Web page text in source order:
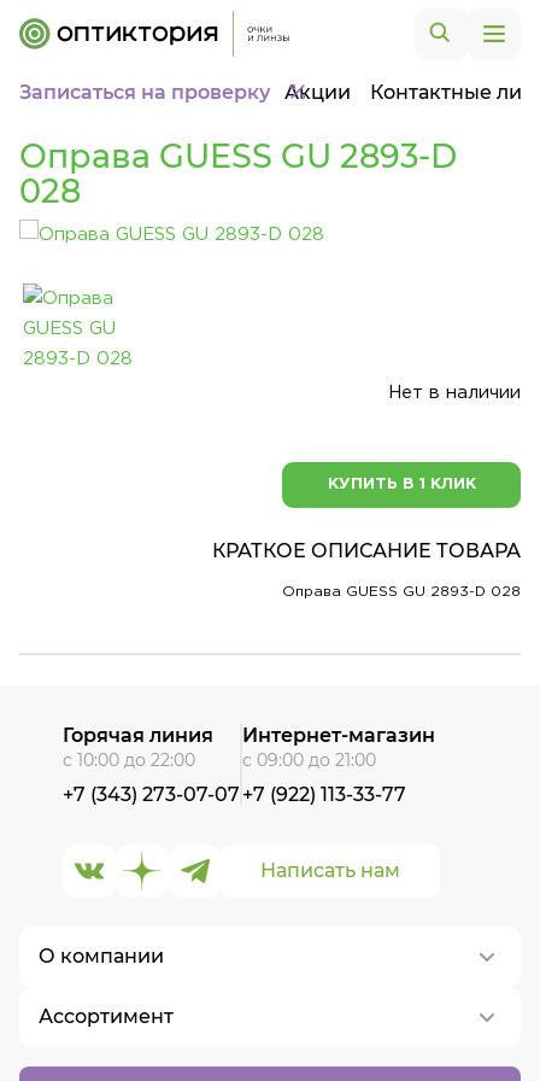
Записаться на проверку Акции Контактные
Оправа GUESS GU 2893-D
028
Нет в наличии
КУПИТЬ В 1 КЛИК
КРАТКОЕ ОПИСАНИЕ ТОВАРА
Оправа GUESS GU 2893-D 028
О компании
О нас
Контакты
Ассортимент
Написать нам
Горячая линия
с 10:00 до 22:00
+7 (343) 273-07-07
Интернет-магазин
с 09:00 до 21:00
+7 (922) 113-33-77